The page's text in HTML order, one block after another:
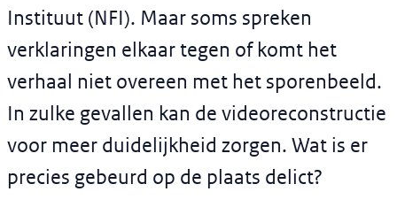
Instituut (NFI). Maar soms spreken
verklaringen elkaar tegen of komt het
verhaal niet overeen met het sporenbeeld.
In zulke gevallen kan de videoreconstructie
voor meer duidelijkheid zorgen. Wat is er
precies gebeurd op de plaats delict?